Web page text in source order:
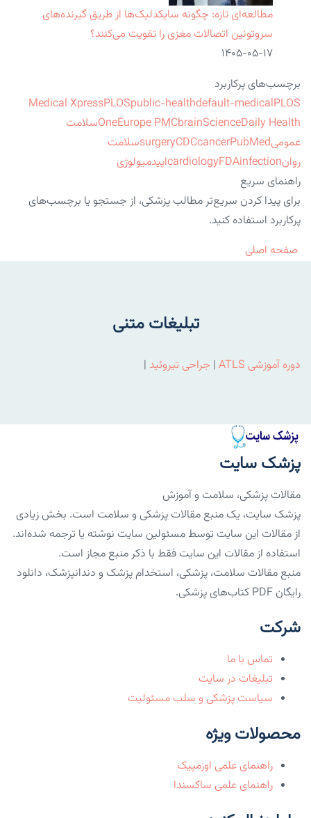
مطالعه‌ای تازه: چگونه سایکدلیک‌ها از طریق گیرنده‌های
سروتونین اتصالات مغزی را تقویت می‌کنند؟
۱۴۰۵-۰۵-۱۷
برچسب‌های پرکاربرد
Medical XpressPLOSpublic-healthdefault-medicalPLOS
OneEurope PMCbrainScienceDaily Health
سلامت
عمومی
surgeryCDCcancerPubMed
سلامت
روان
cardiologyFDAinfection
اپیدمیولوژی
راهنمای سریع
برای پیدا کردن سریع‌تر مطالب پزشکی، از جستجو یا برچسب‌های
پرکاربرد استفاده کنید.
صفحه اصلی
تبلیغات متنی
دوره آموزشی ATLS | جراحی تیروئید |
پزشک سایت
مقالات پزشکی، سلامت و آموزش
پزشک سایت، یک منبع مقالات پزشکی و سلامت است. بخش زیادی
از مقالات این سایت توسط مسئولین سایت نوشته یا ترجمه شده‌اند.
استفاده از مقالات این سایت فقط با ذکر منبع مجاز است.
منبع مقالات سلامت، پزشکی، استخدام پزشک و دندانپزشک، دانلود
رایگان PDF کتاب‌های پزشکی.
شرکت
تماس با ما
تبلیغات در سایت
سیاست پزشکی و سلب مسئولیت
محصولات ویژه
راهنمای علمی اوزمپیک
راهنمای علمی ساکسندا